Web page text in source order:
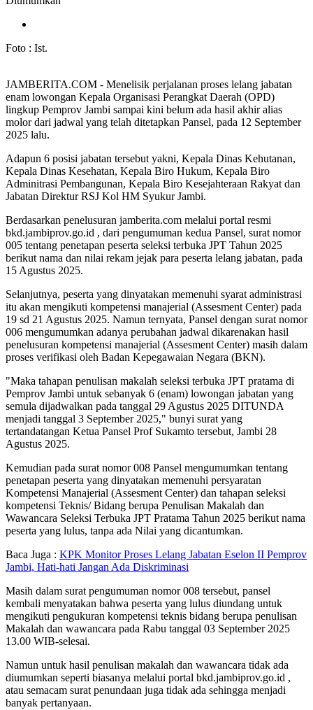
Foto : Ist.
JAMBERITA.COM - Menelisik perjalanan proses lelang jabatan
enam lowongan Kepala Organisasi Perangkat Daerah (OPD)
lingkup Pemprov Jambi sampai kini belum ada hasil akhir alias
molor dari jadwal yang telah ditetapkan Pansel, pada 12 September
2025 lalu.
Adapun 6 posisi jabatan tersebut yakni, Kepala Dinas Kehutanan,
Kepala Dinas Kesehatan, Kepala Biro Hukum, Kepala Biro
Adminitrasi Pembangunan, Kepala Biro Kesejahteraan Rakyat dan
Jabatan Direktur RSJ Kol HM Syukur Jambi.
Berdasarkan penelusuran jamberita.com melalui portal resmi
bkd.jambiprov.go.id , dari pengumuman kedua Pansel, surat nomor
005 tentang penetapan peserta seleksi terbuka JPT Tahun 2025
berikut nama dan nilai rekam jejak para peserta lelang jabatan, pada
15 Agustus 2025.
Selanjutnya, peserta yang dinyatakan memenuhi syarat administrasi
itu akan mengikuti kompetensi manajerial (Assesment Center) pada
19 sd 21 Agustus 2025. Namun ternyata, Pansel dengan surat nomor
006 mengumumkan adanya perubahan jadwal dikarenakan hasil
penelusuran kompetensi manajerial (Assesment Center) masih dalam
proses verifikasi oleh Badan Kepegawaian Negara (BKN).
"Maka tahapan penulisan makalah seleksi terbuka JPT pratama di
Pemprov Jambi untuk sebanyak 6 (enam) lowongan jabatan yang
semula dijadwalkan pada tanggal 29 Agustus 2025 DITUNDA
menjadi tanggal 3 September 2025," bunyi surat yang
tertandatangan Ketua Pansel Prof Sukamto tersebut, Jambi 28
Agustus 2025.
Kemudian pada surat nomor 008 Pansel mengumumkan tentang
penetapan peserta yang dinyatakan memenuhi persyaratan
Kompetensi Manajerial (Assesment Center) dan tahapan seleksi
kompetensi Teknis/ Bidang berupa Penulisan Makalah dan
Wawancara Seleksi Terbuka JPT Pratama Tahun 2025 berikut nama
peserta yang lulus, tanpa ada Nilai yang dicantumkan.
Baca Juga : KPK Monitor Proses Lelang Jabatan Eselon II Pemprov
Jambi, Hati-hati Jangan Ada Diskriminasi
Masih dalam surat pengumuman nomor 008 tersebut, pansel
kembali menyatakan bahwa peserta yang lulus diundang untuk
mengikuti pengukuran kompetensi teknis bidang berupa penulisan
Makalah dan wawancara pada Rabu tanggal 03 September 2025
13.00 WIB-selesai.
Namun untuk hasil penulisan makalah dan wawancara tidak ada
diumumkan seperti biasanya melalui portal bkd.jambiprov.go.id ,
atau semacam surat penundaan juga tidak ada sehingga menjadi
banyak pertanyaan.